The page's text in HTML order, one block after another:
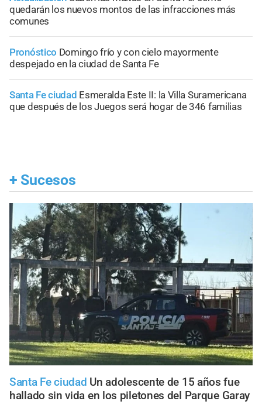
quedarán los nuevos montos de las infracciones más
comunes
Pronóstico Domingo frío y con cielo mayormente
despejado en la ciudad de Santa Fe
Santa Fe ciudad Esmeralda Este II: la Villa Suramericana
que después de los Juegos será hogar de 346 familias
+ Sucesos
Santa Fe ciudad Un adolescente de 15 años fue
hallado sin vida en los piletones del Parque Garay